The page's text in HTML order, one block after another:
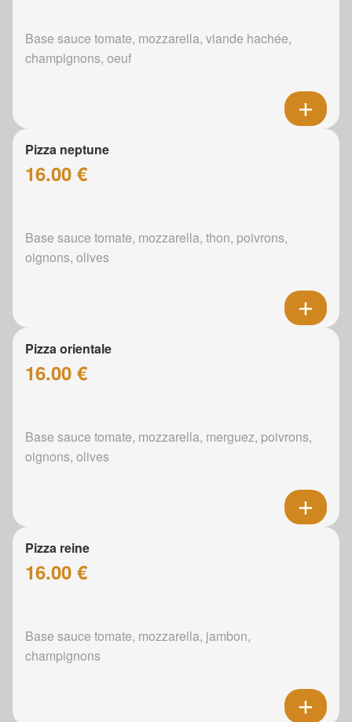
Base sauce tomate, mozzarella, viande hachée,
champignons, oeuf
Pizza neptune
16.00 €
Base sauce tomate, mozzarella, thon, poivrons,
oignons, olives
Pizza orientale
16.00 €
Base sauce tomate, mozzarella, merguez, poivrons,
oignons, olives
Pizza reine
16.00 €
Base sauce tomate, mozzarella, jambon,
champignons